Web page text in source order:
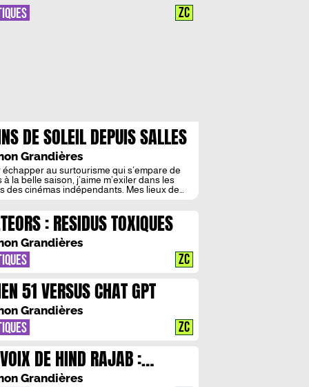
DE SOLEIL DEPUIS SALLES
Grandières
échapper au surtourisme qui s’empare de
à la belle saison, j’aime m’exiler dans les
des cinémas indépendants. Mes lieux de
découvertes de contrées lointaines, voire
en marge… Mais dans ce vaste
où tout semble alléchant, que choisir
ZC
: RESIDUS TOXIQUES
Grandières
ZC
51 VERSUS CHAT GPT
Grandières
ZC
DE HIND RAJAB :
TOURS DE
Grandières